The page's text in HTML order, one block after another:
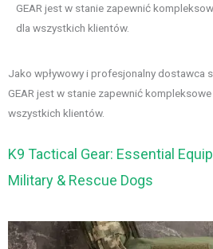
GEAR jest w stanie zapewnić
dla wszystkich klientów.
Jako wpływowy i profesjonalny dostawca
GEAR jest w stanie zapewnić
wszystkich klientów.
K9 Tactical Gear: Essential
Military & Rescue Dogs